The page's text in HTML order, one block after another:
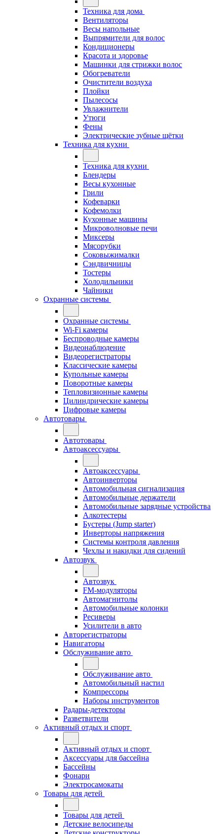
Техника для дома
Вентиляторы
Весы напольные
Выпрямители для волос
Кондиционеры
Красота и здоровье
Машинки для стрижки волос
Обогреватели
Очистители воздуха
Плойки
Пылесосы
Увлажнители
Утюги
Фены
Электрические зубные щётки
Техника для кухни
Техника для кухни
Блендеры
Весы кухонные
Грили
Кофеварки
Кофемолки
Кухонные машины
Микроволновые печи
Миксеры
Мясорубки
Соковыжималки
Сэндвичницы
Тостеры
Холодильники
Чайники
Охранные системы
Охранные системы
Wi-Fi камеры
Беспроводные камеры
Видеонаблюдение
Видеорегистраторы
Классические камеры
Купольные камеры
Поворотные камеры
Тепловизионные камеры
Цилиндрические камеры
Цифровые камеры
Автотовары
Автотовары
Автоаксессуары
Автоаксессуары
Автоинверторы
Автомобильная сигнализация
Автомобильные держатели
Автомобильные зарядные устройства
Алкотестеры
Бустеры (Jump starter)
Инверторы напряжения
Системы контроля давления
Чехлы и накидки для сидений
Автозвук
Автозвук
FM-модуляторы
Автомагнитолы
Автомобильные колонки
Ресиверы
Усилители в авто
Авторегистраторы
Навигаторы
Обслуживание авто
Обслуживание авто
Автомобильный настил
Компрессоры
Наборы инструментов
Радары-детекторы
Разветвители
Активный отдых и спорт
Активный отдых и спорт
Аксессуары для бассейна
Бассейны
Фонари
Электросамокаты
Товары для детей
Товары для детей
Детские велосипеды